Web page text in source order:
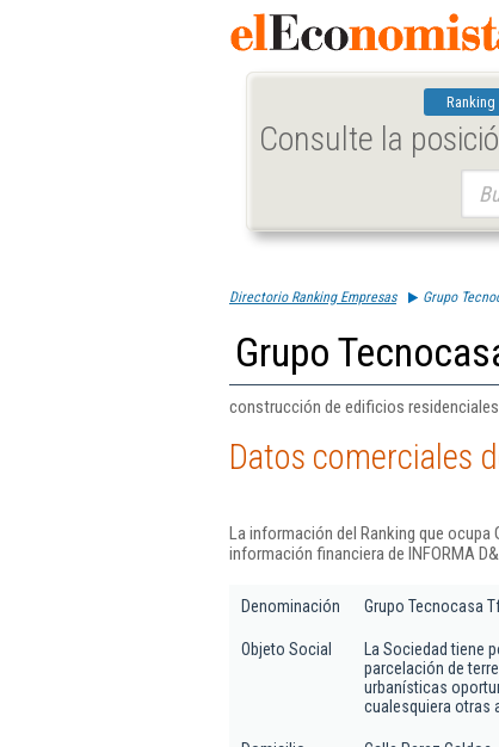
Consulte la
Directorio Ranking Empresas Grupo
Grupo
construcción de edificios
Datos comerciales
La información del Ranking que ocupa
información financiera de INFORMA
Denominación Grupo Tecnocasa
Objeto Social
La Sociedad tiene
parcelación de
urbanísticas
cualesquiera otras